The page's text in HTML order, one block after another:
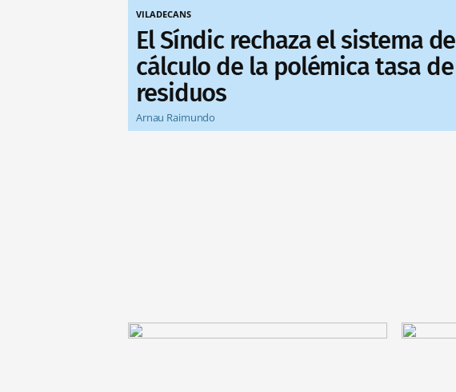
VILADECANS
El Síndic rechaza el sistema de
cálculo de la polémica tasa de
residuos
Arnau Raimundo